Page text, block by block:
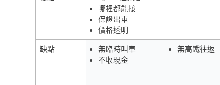
哪裡都能接
保證出車
價格透明
缺點
無臨時叫車
不收現金
無高鐵往返